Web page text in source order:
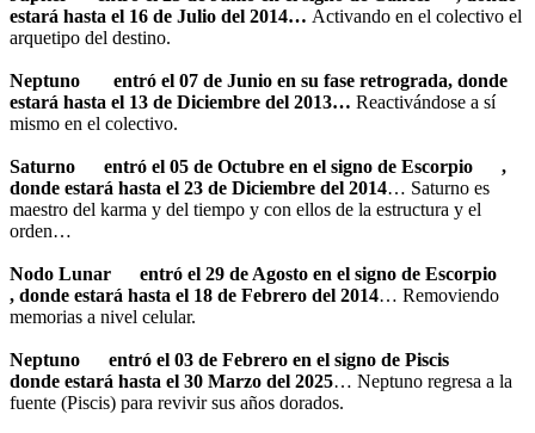
estará hasta el 16 de Julio del 2014… Activando en el colectivo el
arquetipo del destino.
Neptuno
entró el 07 de Junio en su fase retrograda, donde
estará hasta el 13 de Diciembre del 2013… Reactivándose a sí
mismo en el colectivo.
Saturno entró el 05 de Octubre en el signo de Escorpio
,
donde estará hasta el 23 de Diciembre del 2014… Saturno es
maestro del karma y del tiempo y con ellos de la estructura y el
orden…
Nodo Lunar
entró el 29 de Agosto en el signo de Escorpio
, donde estará hasta el 18 de Febrero del 2014… Removiendo
memorias a nivel celular.
Neptuno
entró el 03 de Febrero en el signo de Piscis
donde estará hasta el 30 Marzo del 2025… Neptuno regresa a la
fuente (Piscis) para revivir sus años dorados.